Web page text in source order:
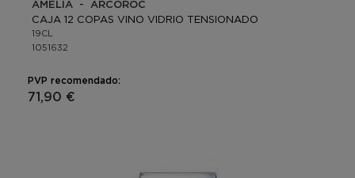
AMELIA - ARCOROC
CAJA 12 COPAS VINO VIDRIO TENSIONADO
19CL
1051632
PVP recomendado:
71,90 €